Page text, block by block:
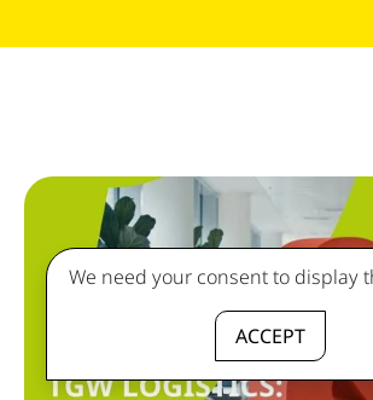
We need your consent to display
ACCEPT